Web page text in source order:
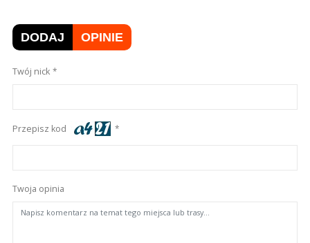
DODAJ OPINIE
Twój nick
Przepisz kod
Twoja opinia